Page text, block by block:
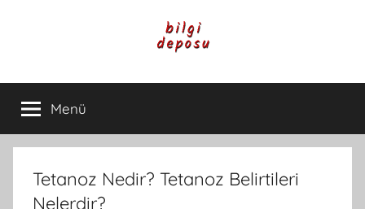
Bilgi
Deposu
Günlük
Yaşam
ve
Rehber
İçerikleri
Menü
Tetanoz Nedir? Tetanoz Belirtileri
Nelerdir?